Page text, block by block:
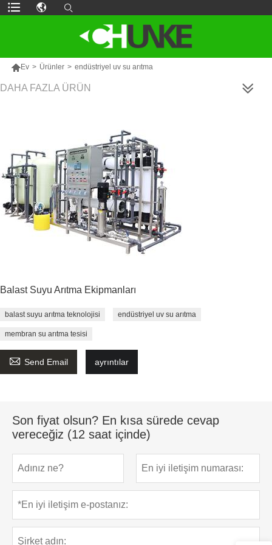
Ev > Ürünler > endüstriyel uv su arıtma
DAHA FAZLA ÜRÜN
Balast Suyu Arıtma Ekipmanları
balast suyu arıtma teknolojisi endüstriyel uv su arıtma
membran su arıtma tesisi
 Send Email ayrıntılar
Son fiyat olsun? En kısa sürede cevap
vereceğiz (12 saat içinde)